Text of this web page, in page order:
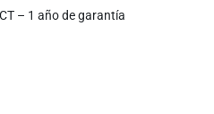
– 1 año de garantía